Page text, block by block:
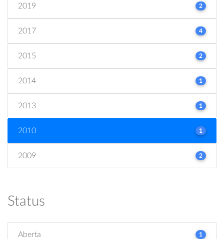
2019 2
2017 4
2015 2
2014 1
2013 1
2010 1
2009 2
Status
Aberta 1